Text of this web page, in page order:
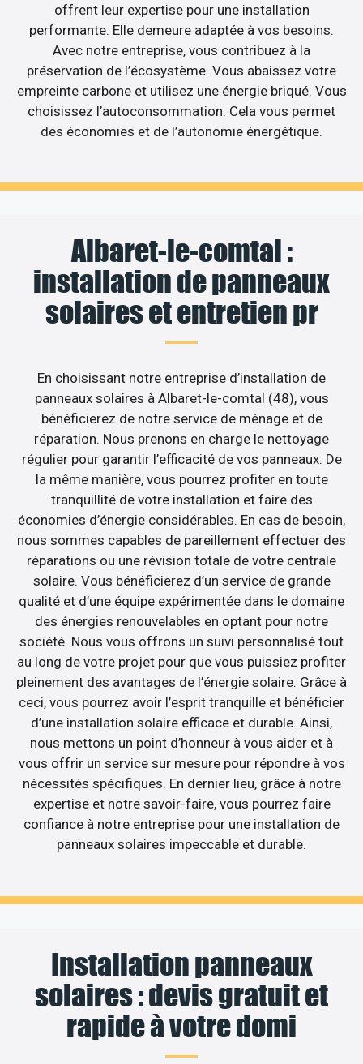
offrent leur expertise pour une installation
performante. Elle demeure adaptée à vos besoins.
Avec notre entreprise, vous contribuez à la
préservation de l’écosystème. Vous abaissez votre
empreinte carbone et utilisez une énergie briqué. Vous
choisissez l’autoconsommation. Cela vous permet
des économies et de l’autonomie énergétique.
Albaret-le-comtal :
installation de panneaux
solaires et entretien pr
En choisissant notre entreprise d’installation de
panneaux solaires à Albaret-le-comtal (48), vous
bénéficierez de notre service de ménage et de
réparation. Nous prenons en charge le nettoyage
régulier pour garantir l’efficacité de vos panneaux. De
la même manière, vous pourrez profiter en toute
tranquillité de votre installation et faire des
économies d’énergie considérables. En cas de besoin,
nous sommes capables de pareillement effectuer des
réparations ou une révision totale de votre centrale
solaire. Vous bénéficierez d’un service de grande
qualité et d’une équipe expérimentée dans le domaine
des énergies renouvelables en optant pour notre
société. Nous vous offrons un suivi personnalisé tout
au long de votre projet pour que vous puissiez profiter
pleinement des avantages de l’énergie solaire. Grâce à
ceci, vous pourrez avoir l’esprit tranquille et bénéficier
d’une installation solaire efficace et durable. Ainsi,
nous mettons un point d’honneur à vous aider et à
vous offrir un service sur mesure pour répondre à vos
nécessités spécifiques. En dernier lieu, grâce à notre
expertise et notre savoir-faire, vous pourrez faire
confiance à notre entreprise pour une installation de
panneaux solaires impeccable et durable.
Installation panneaux
solaires : devis gratuit et
rapide à votre domi